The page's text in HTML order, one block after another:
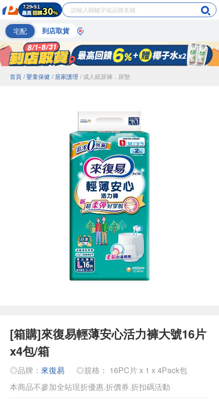
宅配 到店取貨
首頁 / 嬰童保健 / 居家護理 / 成人紙尿褲．尿墊
[箱購]來復易輕薄安心活力褲大號16片
x4包/箱
◎品牌： 來復易
◎規格： 16PC片 x 1 x 4Pack包
本商品不參加全站現折優惠.折價券.折扣碼活動